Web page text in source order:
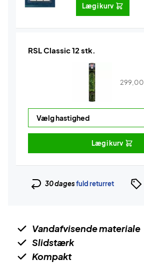
Læg i kurv
RSL Classic 12 stk.
299,00
Læg i kurv
30 dagesfuld returret
Vandafvisende materiale
Slidstærk
Kompakt